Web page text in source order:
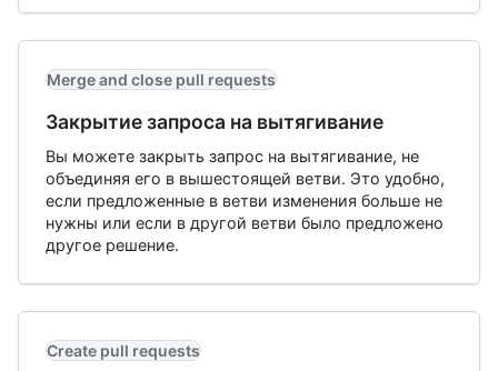
Merge and close pull requests
Закрытие запроса на вытягивание
Вы можете закрыть запрос на вытягивание, не
объединяя его в вышестоящей ветви. Это удобно,
если предложенные в ветви изменения больше не
нужны или если в другой ветви было предложено
другое решение.
Create pull requests